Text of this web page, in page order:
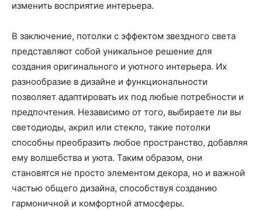
изменить восприятие интерьера.
В заключение, потолки с эффектом звездного света
представляют собой уникальное решение для
создания оригинального и уютного интерьера. Их
разнообразие в дизайне и функциональности
позволяет адаптировать их под любые потребности и
предпочтения. Независимо от того, выбираете ли вы
светодиоды, акрил или стекло, такие потолки
способны преобразить любое пространство, добавляя
ему волшебства и уюта. Таким образом, они
становятся не просто элементом декора, но и важной
частью общего дизайна, способствуя созданию
гармоничной и комфортной атмосферы.